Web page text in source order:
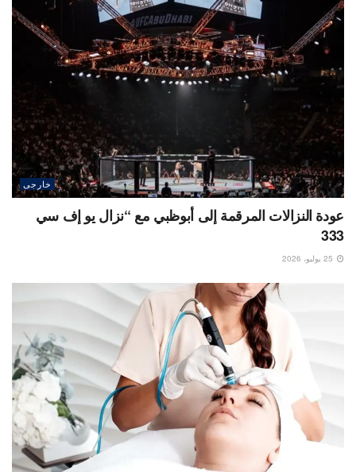
خارجى
عودة النزالات المرقمة إلى أبوظبي مع “نزال يو إف سي
333